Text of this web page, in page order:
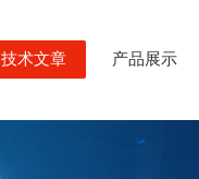
技术文章 产品展示